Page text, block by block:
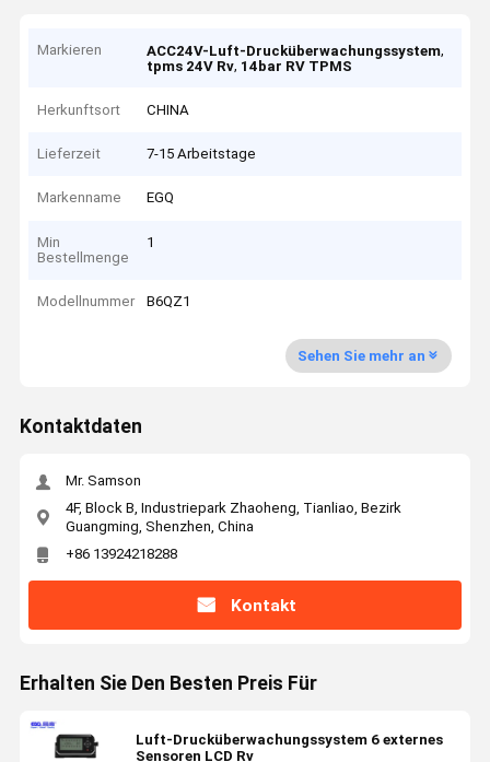
Markieren ACC24V-Luft-Drucküberwachungssystem,
tpms 24V Rv, 14bar RV TPMS
Herkunftsort CHINA
Lieferzeit 7-15 Arbeitstage
Markenname EGQ
Min
Bestellmenge
1
Modellnummer B6QZ1
Sehen Sie mehr an
Kontaktdaten
Mr. Samson
4F, Block B, Industriepark Zhaoheng, Tianliao, Bezirk
Guangming, Shenzhen, China
+86 13924218288
Kontakt
Erhalten Sie Den Besten Preis Für
Luft-Drucküberwachungssystem 6 externes
Sensoren LCD Rv